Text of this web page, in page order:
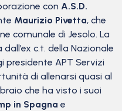
con A.S.D.
Maurizio Pivetta, che
comunale di Jesolo. La
c.t. della Nazionale
presidente APT Servizi
di allenarsi quasi al
che ha visto i suoi
in Spagna e